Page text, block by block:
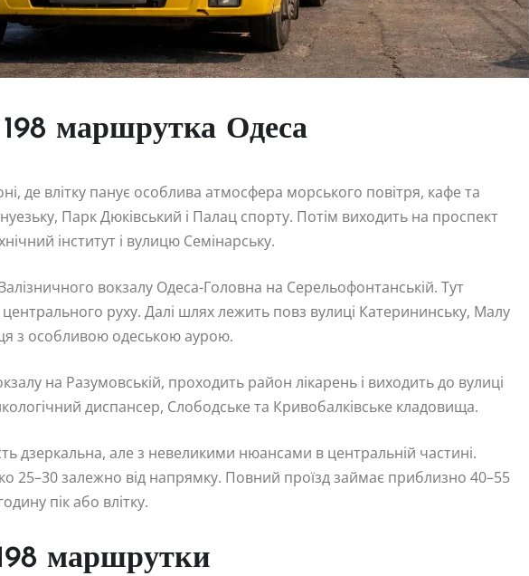
маршрутка Одеса
де влітку панує особлива атмосфера морського повітря, кафе та
Парк Дюківський і Палац спорту. Потім виходить на проспект
інститут і вулицю Семінарську.
вокзалу Одеса-Головна на Серельофонтанській. Тут
руху. Далі шлях лежить повз вулиці Катерининську, Малу
з особливою одеською аурою.
на Разумовській, проходить район лікарень і виходить до вулиці
диспансер, Слободське та Кривобалківське кладовища.
дзеркальна, але з невеликими нюансами в центральній частині.
25–30 залежно від напрямку. Повний проїзд займає приблизно 40–55
пік або влітку.
маршрутки